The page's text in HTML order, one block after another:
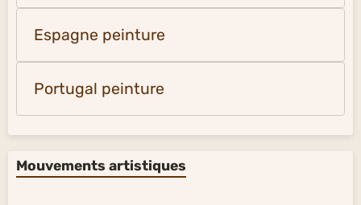
Espagne peinture
Portugal peinture
Mouvements artistiques